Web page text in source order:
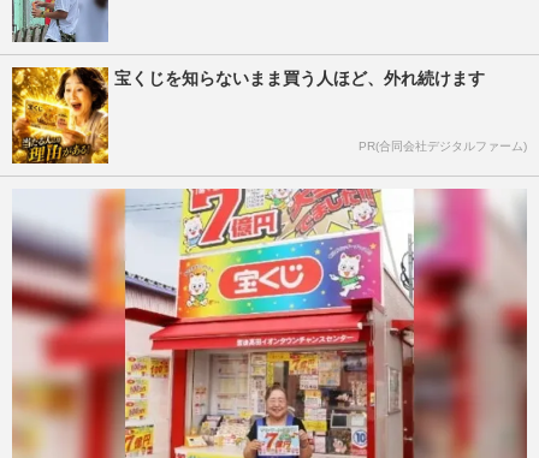
宝くじを知らないまま買う人ほど、外れ続けます
PR(合同会社デジタルファーム)